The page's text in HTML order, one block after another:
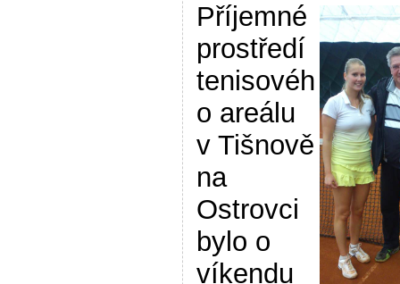
Příjemné
prostředí
tenisovéh
o areálu
v Tišnově
na
Ostrovci
bylo o
víkendu